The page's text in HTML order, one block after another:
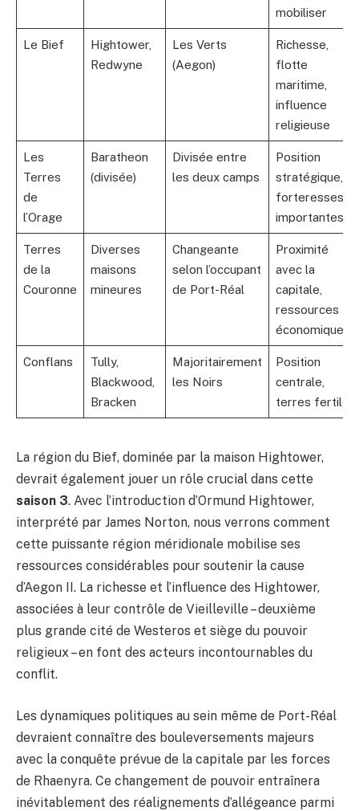
mobiliser
Le Bief
Hightower,
Redwyne
Les Verts
(Aegon)
Richesse,
flotte
maritime,
influence
religieuse
Les
Terres
de
l’Orage
Baratheon
(divisée)
Divisée entre
les deux camps
Position
stratégique,
forteresses
importantes
Terres
de la
Couronne
Diverses
maisons
mineures
Changeante
selon l’occupant
de Port-Réal
Proximité
avec la
capitale,
ressources
économiques
Conflans
Tully,
Blackwood,
Bracken
Majoritairement
les Noirs
Position
centrale,
terres fertiles
La région du Bief, dominée par la maison Hightower,
devrait également jouer un rôle crucial dans cette
saison 3. Avec l’introduction d’Ormund Hightower,
interprété par James Norton, nous verrons comment
cette puissante région méridionale mobilise ses
ressources considérables pour soutenir la cause
d’Aegon II. La richesse et l’influence des Hightower,
associées à leur contrôle de Vieilleville – deuxième
plus grande cité de Westeros et siège du pouvoir
religieux – en font des acteurs incontournables du
conflit.
Les dynamiques politiques au sein même de Port-Réal
devraient connaître des bouleversements majeurs
avec la conquête prévue de la capitale par les forces
de Rhaenyra. Ce changement de pouvoir entraînera
inévitablement des réalignements d’allégeance parmi